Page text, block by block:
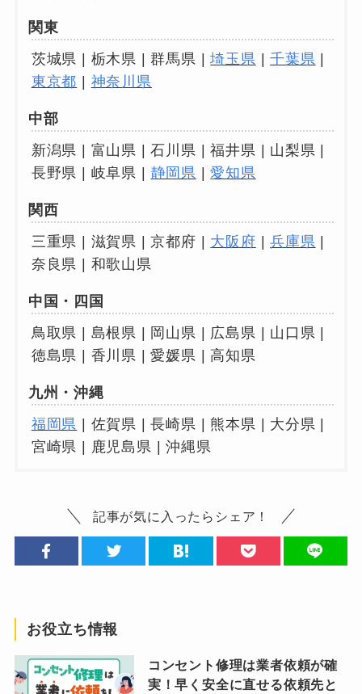
関東
茨城県 | 栃木県 | 群馬県 |埼玉県 |千葉県
東京都
神奈川県
中部
新潟県 | 富山県 | 石川県 | 福井県 | 山梨県 |
長野県 | 岐阜県 | 静岡県 |愛知県
関西
三重県 | 滋賀県 | 京都府 | 大阪府 |兵庫県 |
奈良県 | 和歌山県
中国・四国
鳥取県 | 島根県 | 岡山県 | 広島県 | 山口県 |
徳島県 | 香川県 | 愛媛県 | 高知県
九州・沖縄
福岡県 | 佐賀県 | 長崎県 | 熊本県 | 大分県 |
宮崎県 | 鹿児島県 | 沖縄県
記事が気に入ったらシェア！
お役立ち情報
コンセント修理は業者依頼が確
実！早く安全に直せる依頼先と